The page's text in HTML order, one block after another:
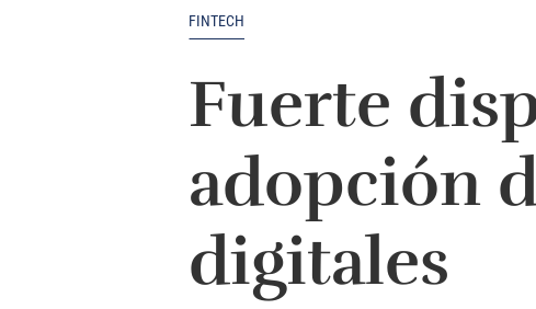
FINTECH
Fuerte
adopción
digitales